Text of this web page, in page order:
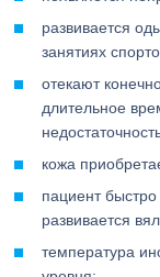
развивается
занятиях
отекают
длительное
кожа
пациент быстро
развивается
температура